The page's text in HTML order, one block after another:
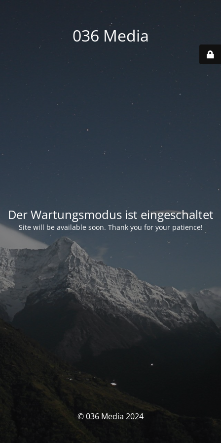
036 Media
Der Wartungsmodus ist eingeschaltet
Site will be available soon. Thank you for your patience!
© 036 Media 2024